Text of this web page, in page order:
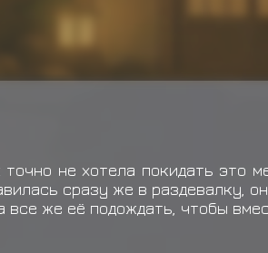
не хотела покидать это
сразу же в раздевалку,
все же её подождать, чтобы